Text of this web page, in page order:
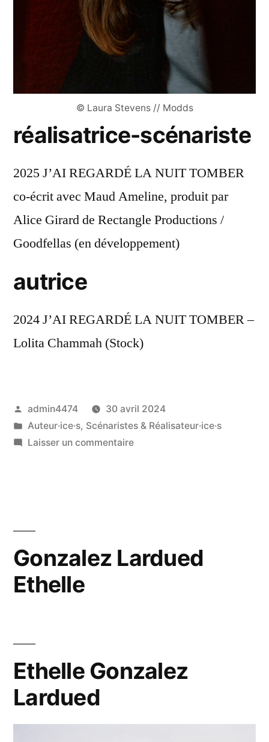
© Laura Stevens // Modds
réalisatrice-scénariste
2025 J’AI REGARDÉ LA NUIT TOMBER
co-écrit avec Maud Ameline, produit par
Alice Girard de Rectangle Productions /
Goodfellas (en développement)
autrice
2024 J’AI REGARDÉ LA NUIT TOMBER –
Lolita Chammah (Stock)
Publié
par
admin4474
30 avril 2024
Publié
dans
Auteur·ice·s, Scénaristes & Réalisateur·ice·s
Laisser un commentairesur
Gonzalez Lardued
Ethelle
Ethelle Gonzalez
Lardued